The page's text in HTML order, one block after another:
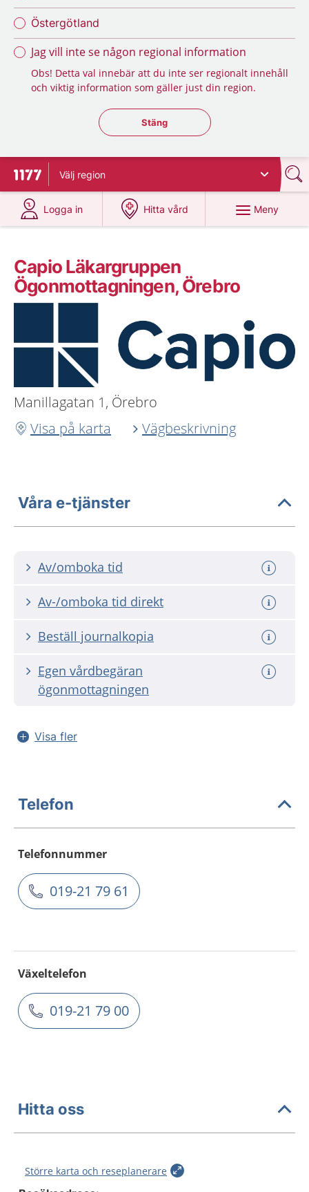
Östergötland
Jag vill inte se någon regional information
Obs! Detta val innebär att du inte ser regionalt innehåll
och viktig information som gäller just din region.
Stäng regionsväljaren
Stäng
Till startsidan för 1177
Välj region
Logga in
på 1177.se
Hitta vård
på 1177.se
Meny
Capio Läkargruppen
Ögonmottagningen, Örebro
Manillagatan 1, Örebro
Visa på karta
Vägbeskrivning
Våra e-tjänster
Av/omboka tid
Av-/omboka tid direkt
Beställ journalkopia
Egen vårdbegäran
ögonmottagningen
Visa fler
Telefon
Telefonnummer
019-21 79 61
Växeltelefon
019-21 79 00
Hitta oss
Större karta och reseplanerare